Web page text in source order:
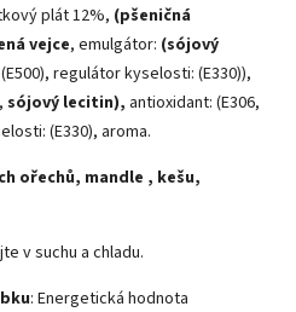
plát 12%, (pšeničná
vejce, emulgátor: (sójový
regulátor kyselosti: (E330)),
sójový lecitin), antioxidant: (E306,
(E330), aroma.
ořechů, mandle , kešu,
v suchu a chladu.
: Energetická hodnota